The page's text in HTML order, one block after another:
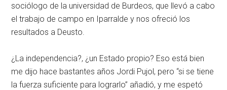
sociólogo de la universidad de Burdeos, que llevó a cabo
el trabajo de campo en Iparralde y nos ofreció los
resultados a Deusto.
¿La independencia?, ¿un Estado propio? Eso está bien
me dijo hace bastantes años Jordi Pujol, pero “si se tiene
la fuerza suficiente para lograrlo” añadió, y me espetó